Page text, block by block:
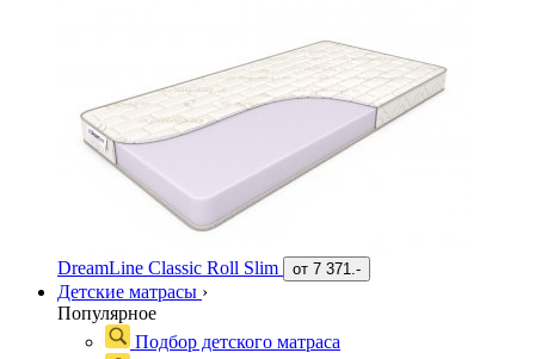
DreamLine Classic Roll Slim от 7 371.-
Детские матрасы ›
Популярное
Подбор детского матраса